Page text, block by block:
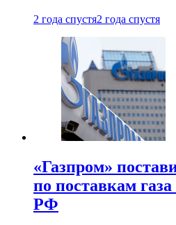
2 года спустя2 года спустя
«Газпром»
по поставкам
РФ